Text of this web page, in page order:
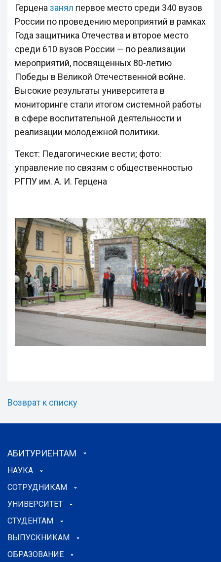
Герценазанял первое место среди 340 вузов
России по проведению мероприятий в рамках
Года защитника Отечества и второе место
среди 610 вузов России — по реализации
мероприятий, посвященных 80-летию
Победы в Великой Отечественной войне.
Высокие результаты университета в
мониторинге стали итогом системной работы
в сфере воспитательной деятельности и
реализации молодежной политики.
Текст: Педагогические вести; фото:
управление по связям с общественностью
РГПУ им. А. И. Герцена
Возврат к списку
АБИТУРИЕНТАМ
НАУКА
СОТРУДНИКАМ
УНИВЕРСИТЕТ
СТУДЕНТАМ
ВЫПУСКНИКАМ
ОБРАЗОВАНИЕ